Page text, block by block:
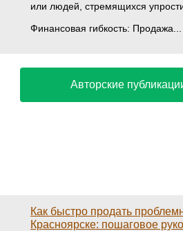
или людей, стремящихся
Финансовая гибкость: Продажа...
Авторские
Как быстро продать
Красноярске: пошаговое